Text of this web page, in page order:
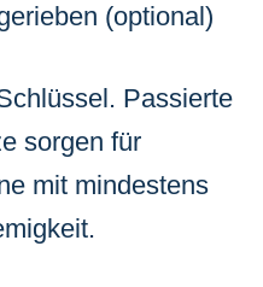
(optional)
Passierte
sorgen für
mit mindestens